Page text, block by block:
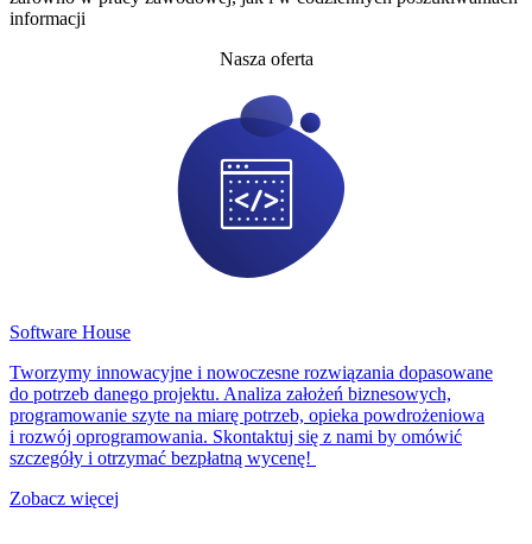
informacji
Nasza oferta
Software House
Tworzymy innowacyjne i nowoczesne rozwiązania dopasowane
do potrzeb danego projektu. Analiza założeń biznesowych,
programowanie szyte na miarę potrzeb, opieka powdrożeniowa
i rozwój oprogramowania. Skontaktuj się z nami by omówić
szczegóły i otrzymać bezpłatną wycenę!
Zobacz więcej